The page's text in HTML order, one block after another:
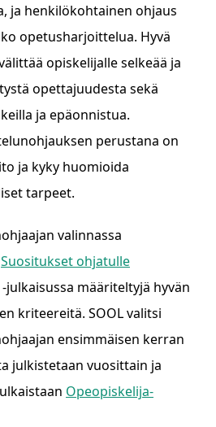
ja henkilökohtainen ohjaus
opetusharjoittelua. Hyvä
opiskelijalle selkeää ja
opettajuudesta sekä
ja epäonnistua.
perustana on
ja kyky huomioida
tarpeet.
valinnassa
Suositukset ohjatulle
-julkaisussa määriteltyjä hyvän
kriteereitä. SOOL valitsi
ensimmäisen kerran
julkistetaan vuosittain ja
Opeopiskelija-